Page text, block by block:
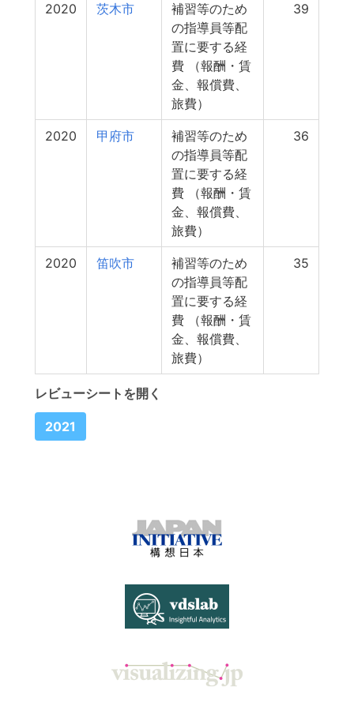
2020 茨木市
補習等のため
の指導員等配
置に要する経
費 （報酬・賃
金、報償費、
旅費）
39
2020 甲府市
補習等のため
の指導員等配
置に要する経
費 （報酬・賃
金、報償費、
旅費）
36
2020 笛吹市
補習等のため
の指導員等配
置に要する経
費 （報酬・賃
金、報償費、
旅費）
35
レビューシートを開く
2021